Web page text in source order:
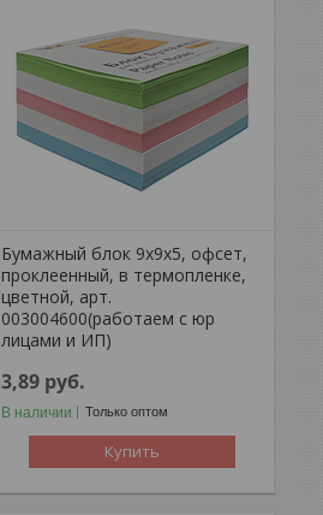
Бумажный блок 9х9х5, офсет,
проклеенный, в термопленке,
цветной, арт.
003004600(работаем с юр
лицами и ИП)
3,89 руб.
В наличии Только оптом
Купить